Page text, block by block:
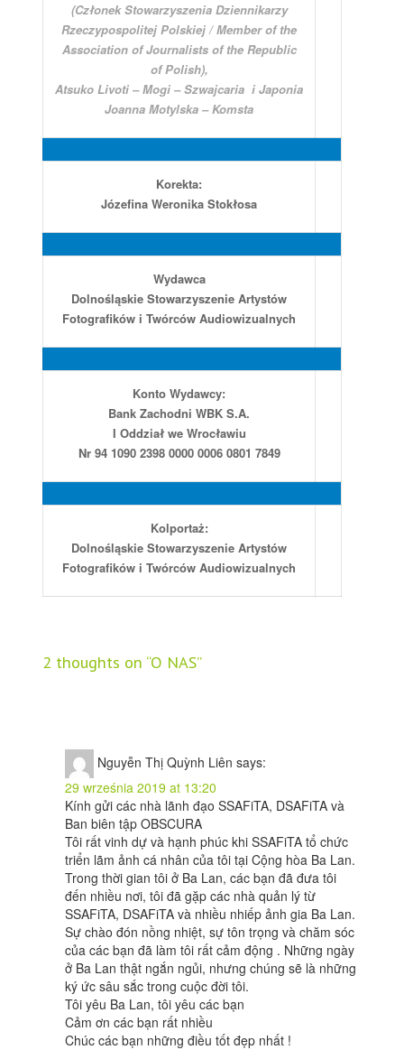
(Członek Stowarzyszenia Dziennikarzy
Rzeczypospolitej Polskiej / Member of the
Association of Journalists of the Republic
of Polish),
Atsuko Livoti – Mogi – Szwajcaria i Japonia
Joanna Motylska – Komsta
Korekta:
Józefina Weronika Stokłosa
Wydawca
Dolnośląskie Stowarzyszenie Artystów
Fotografików i Twórców Audiowizualnych
Konto Wydawcy:
Bank Zachodni WBK S.A.
I Oddział we Wrocławiu
Nr 94 1090 2398 0000 0006 0801 7849
Kolportaż:
Dolnośląskie Stowarzyszenie Artystów
Fotografików i Twórców Audiowizualnych
2 thoughts on “O NAS”
Nguyễn Thị Quỳnh Liên says:
29 września 2019 at 13:20
Kính gửi các nhà lãnh đạo SSAFiTA, DSAFiTA và
Ban biên tập OBSCURA
Tôi rất vinh dự và hạnh phúc khi SSAFiTA tổ chức
triển lãm ảnh cá nhân của tôi tại Cộng hòa Ba Lan.
Trong thời gian tôi ở Ba Lan, các bạn đã đưa tôi
đến nhiều nơi, tôi đã gặp các nhà quản lý từ
SSAFiTA, DSAFiTA và nhiều nhiếp ảnh gia Ba Lan.
Sự chào đón nồng nhiệt, sự tôn trọng và chăm sóc
của các bạn đã làm tôi rất cảm động . Những ngày
ở Ba Lan thật ngắn ngủi, nhưng chúng sẽ là những
ký ức sâu sắc trong cuộc đời tôi.
Tôi yêu Ba Lan, tôi yêu các bạn
Cảm ơn các bạn rất nhiều
Chúc các bạn những điều tốt đẹp nhất !